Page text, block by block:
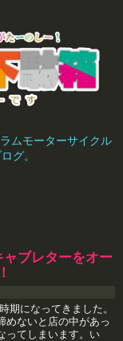
ムモーターサイクル
グ。
ャブレターをオー
期になってきました。
めないと店の中があっ
ってしまいます。い